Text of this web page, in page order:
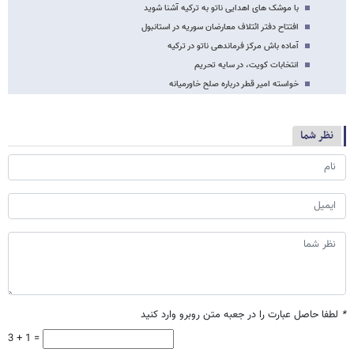
با موشک های اهدایی ناتو به ترکیه آشنا شوید
افتتاح دفتر ائتلاف معارضان سوریه در استانبول
آماده باش مرکز فرماندهی ناتو در ترکیه
انتخابات کویت، در سایه تحریم
خواسته امیر قطر درباره صلح خاورمیانه
نظر شما
* لطفا حاصل عبارت را در جعبه متن روبرو وارد کنید
3 + 1 =